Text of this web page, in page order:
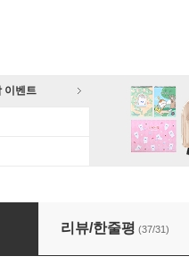
이벤트
년 공부 2종 세트 : 책읽기가
리뷰/한줄평 (37/31)